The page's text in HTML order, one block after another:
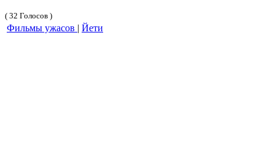
( 32 Голосов )
Фильмы ужасов | Йети